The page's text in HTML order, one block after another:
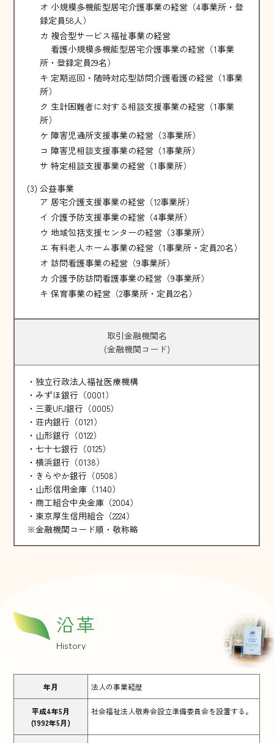
オ 小規模多機能型居宅介護事業の経営（4事業所・登
録定員58人）
カ 複合型サービス福祉事業の経営
看護小規模多機能型居宅介護事業の経営（1事業
所・登録定員29名）
キ 定期巡回・随時対応型訪問介護看護の経営（1事業
所）
ク 生計困難者に対する相談支援事業の経営（1事業
所）
ケ 障害児通所支援事業の経営（3事業所）
コ 障害児相談支援事業の経営（1事業所）
サ 特定相談支援事業の経営（1事業所）
(3) 公益事業
ア 居宅介護支援事業の経営（12事業所）
イ 介護予防支援事業の経営（4事業所）
ウ 地域包括支援センターの経営（3事業所）
エ 有料老人ホーム事業の経営（1事業所・定員20名）
オ 訪問看護事業の経営（9事業所）
カ 介護予防訪問看護事業の経営（9事業所）
キ 保育事業の経営（2事業所・定員22名）
取引金融機関名
(金融機関コード)
・独立行政法人福祉医療機構
・みずほ銀行（0001）
・三菱UFJ銀行（0005）
・荘内銀行（0121）
・山形銀行（0122）
・七十七銀行（0125）
・横浜銀行（0138）
・きらやか銀行（0508）
・山形信用金庫（1140）
・商工組合中央金庫（2004）
・東京厚生信用組合（2224）
※金融機関コード順・敬称略
沿革
History
年月 法人の事業経歴
平成4年5月
(1992年5月)
社会福祉法人敬寿会設立準備委員会を設置する。